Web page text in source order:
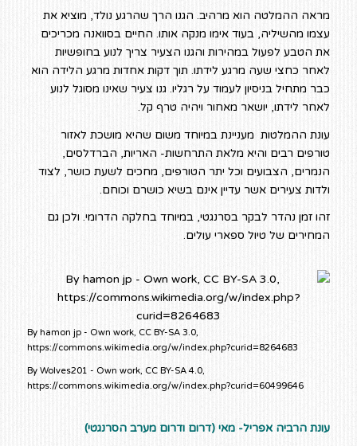
מראה ההמלטה הוא מרהיב. הגנו הרך שהרגע נולד, מוציא את
עצמו מהשיליה, בעוד אימו מנקה אותו. החיים בסוואנה מכריכים
את הטבע לפעול במהירות והגנו הצעיר צריך לנוע בחופשיות
לאחר כחצי שעה מרגע לידתו. תוך דקות אחדות מרגע הלידה הוא
כבר מתחיל בניסיון לעמוד על רגליו. גנו צעיר שאינו מסוגל לנוע
לאחר לידתו, יושאר מאחור ויהיה טרף קל.
עונת ההמלטות מעניינת במיוחד משום שהיא מושכת לאזור
טורפים רבים והיא מלאת התרחשות- האריות, הברדלסים,
הנמרים, הצבועים וכל יתר הטורפים, מחכים לשעת כושר, לצוד
ולדות צעירים אשר עדיין אינם בשיא כושרם וכוחם.
זהו זמן נהדר לבקר בסרנגטי, במיוחד בחלקה הדרומי. ולכן גם
המחירים של טיול ספארי עולים.
By hamon jp - Own work, CC BY-SA 3.0,
https://commons.wikimedia.org/w/index.php?curid=8264683
By Wolves201 - Own work, CC BY-SA 4.0,
https://commons.wikimedia.org/w/index.php?curid=60499646
עונת הרביה אפריל- מאי (דרום ודרום מערב הסרנגטי)